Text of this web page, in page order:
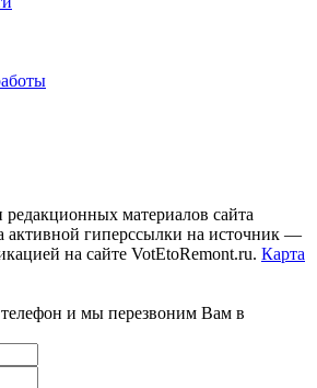
материалов сайта
активной гиперссылки на источник —
на сайте VotEtoRemont.ru. Карта
и мы перезвоним Вам в